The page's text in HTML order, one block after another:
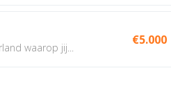
waarop jij...
€5.000